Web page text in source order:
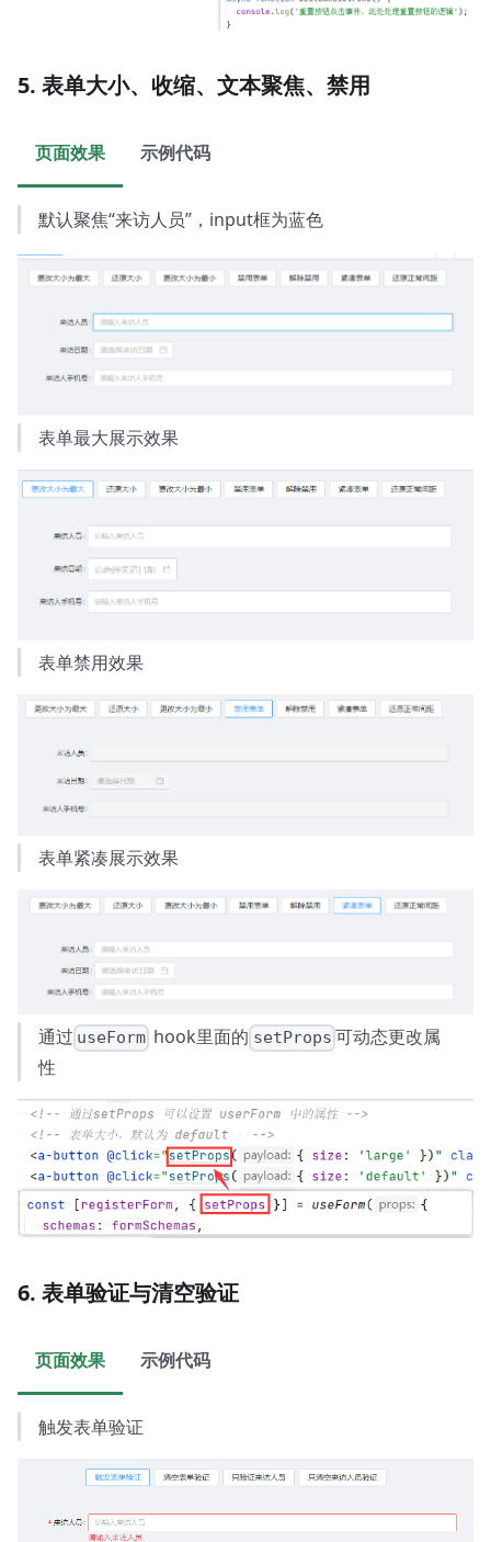
5. 表单大小、收缩、文本聚焦、禁用
页面效果 示例代码
默认聚焦“来访人员”，input框为蓝色
表单最大展示效果
表单禁用效果
表单紧凑展示效果
通过 useForm hook里面的 setProps 可动态更改属
性
6. 表单验证与清空验证
页面效果 示例代码
触发表单验证